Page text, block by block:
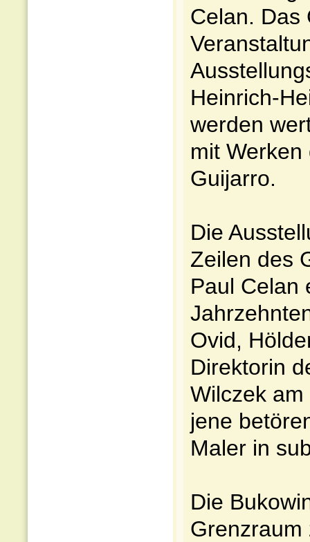
Celan. Das
Heinrich-
werden
mit
Guijarro.
Die
Zeilen des
Paul Celan
Ovid,
Direktorin
Wilczek
jene
Maler in
Die
Grenzraum